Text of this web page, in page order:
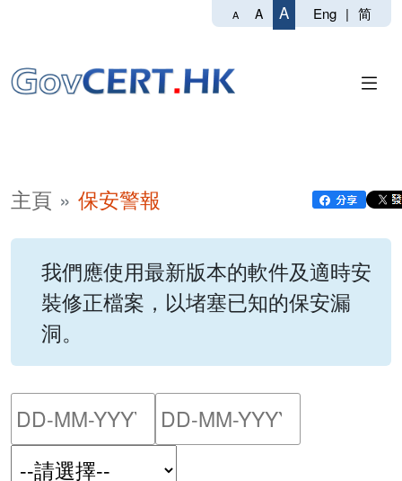
A A A Eng | 简
主頁 保安警報
我們應使用最新版本的軟件及適時安
裝修正檔案，以堵塞已知的保安漏
洞。
請輸入搜尋日期範圍的開